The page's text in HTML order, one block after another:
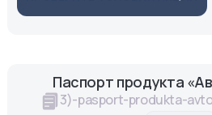
Паспорт продукта
3)-pasport-produkta-